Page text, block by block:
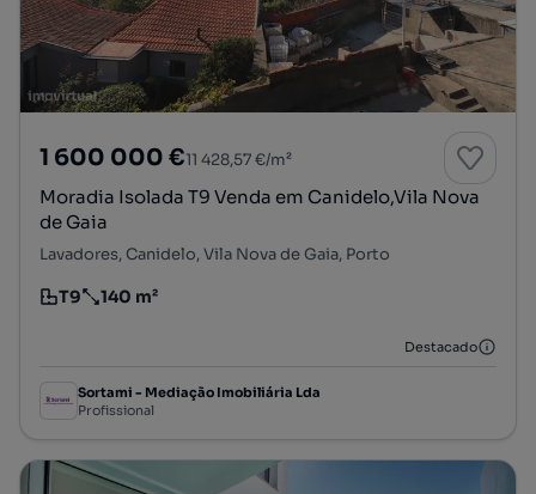
1 600 000 €11 428,57 €/m²
Moradia Isolada T9 Venda em Canidelo,Vila Nova
de Gaia
Lavadores, Canidelo, Vila Nova de Gaia, Porto
Tipologia
T9
Preço por metro quadrado
140 m²
Destacado
Sortami - Mediação Imobiliária Lda
Profissional